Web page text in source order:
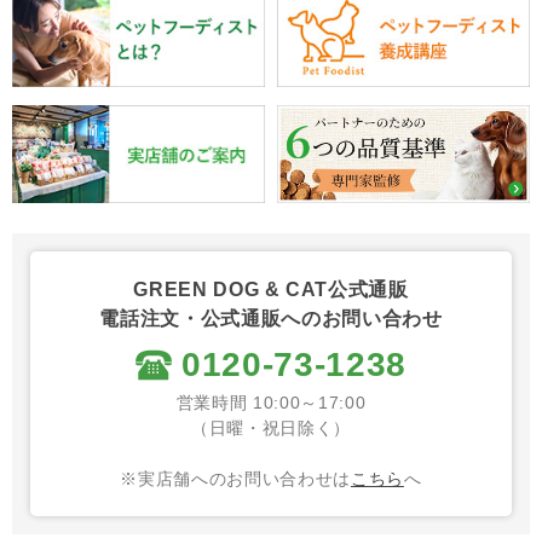
GREEN DOG & CAT公式通販
電話注文・公式通販へのお問い合わせ
0120-73-1238
営業時間 10:00～17:00
（日曜・祝日除く）
※実店舗へのお問い合わせは こちらへ